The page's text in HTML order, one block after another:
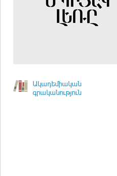
Ակադեմիական
գրականություն